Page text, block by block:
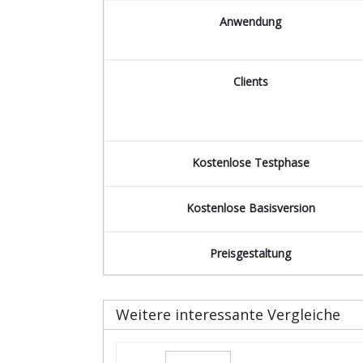
Anwendung
Clients
Kostenlose Testphase
Kostenlose Basisversion
Preisgestaltung
Weitere interessante Vergleiche